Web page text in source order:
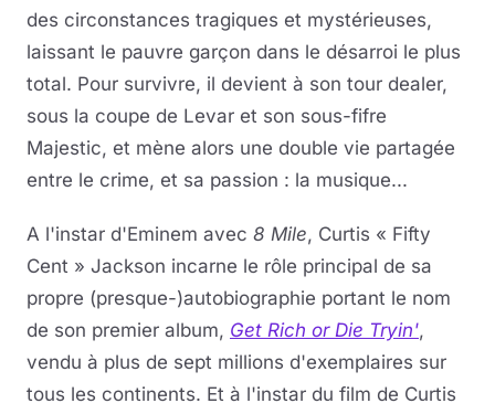
des circonstances tragiques et mystérieuses,
laissant le pauvre garçon dans le désarroi le plus
total. Pour survivre, il devient à son tour dealer,
sous la coupe de Levar et son sous-fifre
Majestic, et mène alors une double vie partagée
entre le crime, et sa passion : la musique...
A l'instar d'Eminem avec 8 Mile, Curtis « Fifty
Cent » Jackson incarne le rôle principal de sa
propre (presque-)autobiographie portant le nom
de son premier album, Get Rich or Die Tryin',
vendu à plus de sept millions d'exemplaires sur
tous les continents. Et à l'instar du film de Curtis